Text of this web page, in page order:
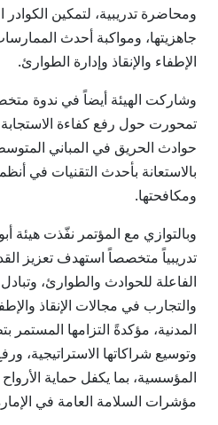
ومحاضرة تدريبية، لتمكين
جاهزيتها، ومواكبة أحدث
الإطفاء والإنقاذ وإدارة الطوارئ.
وشاركت الهيئة أيضاً في ندوة
تمحورت حول رفع كفاءة الاستجابة
حوادث الحريق في المباني
بالاستعانة بأحدث التقنيات في
ومكافحتها.
وبالتوازي مع المؤتمر نفّذت هيئة
تدريبياً متخصصاً استهدف تعزيز
الفاعلة للحوادث والطوارئ،
والتجارب في مجالات الإنقاذ
المدنية، مؤكدةً التزامها المستمر
وتوسيع شراكاتها الاستراتيجية،
المؤسسية، بما يكفل حماية
مؤشرات السلامة العامة في